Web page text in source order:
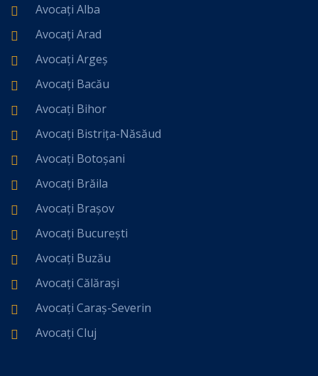
Avocați Alba
Avocați Arad
Avocați Argeș
Avocați Bacău
Avocați Bihor
Avocați Bistrița-Năsăud
Avocați Botoșani
Avocați Brăila
Avocați Brașov
Avocați București
Avocați Buzău
Avocați Călărași
Avocați Caraș-Severin
Avocați Cluj